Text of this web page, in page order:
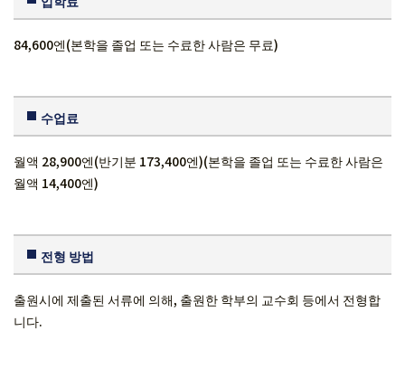
84,600엔(본학을 졸업 또는 수료한 사람은 무료)
수업료
월액 28,900엔(반기분 173,400엔)(본학을 졸업 또는 수료한 사람은
월액 14,400엔)
전형 방법
출원시에 제출된 서류에 의해, 출원한 학부의 교수회 등에서 전형합
니다.